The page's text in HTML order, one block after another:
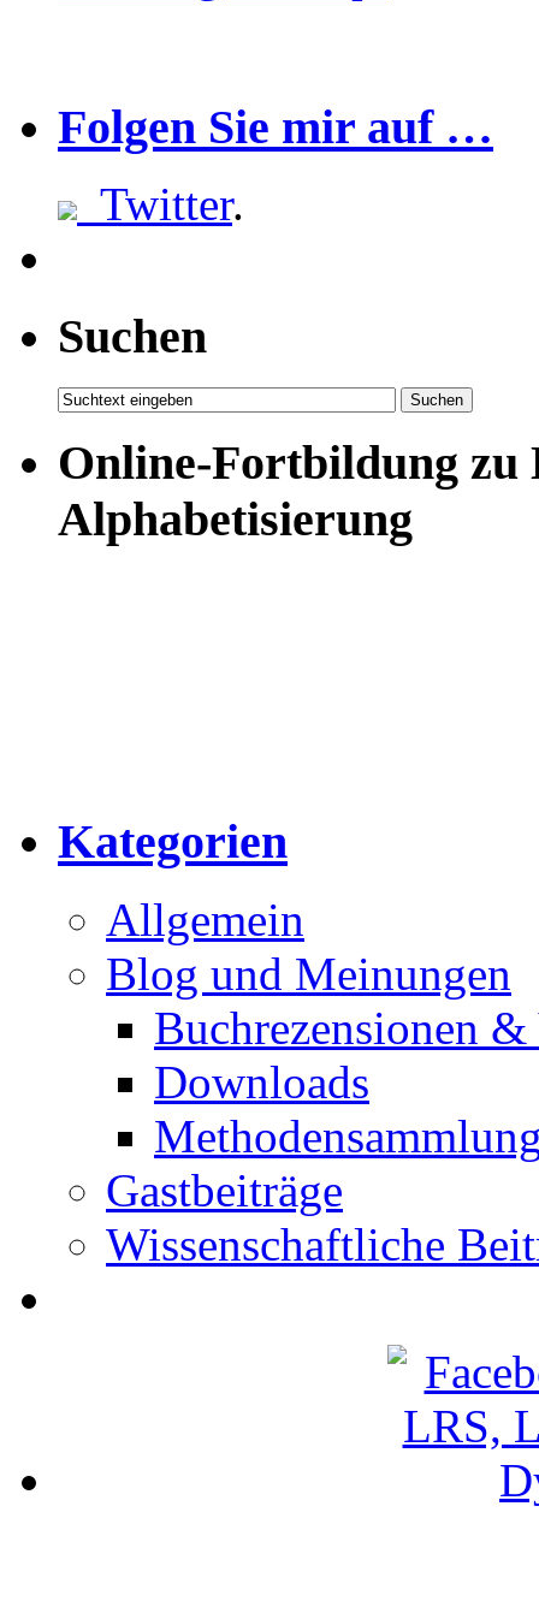
Folgen Sie mir auf …
Twitter.
Suchen
Online-Fortbildung zu
Alphabetisierung
Kategorien
Allgemein
Blog und Meinungen
Buchrezensionen
Downloads
Gastbeiträge
Wissenschaftliche